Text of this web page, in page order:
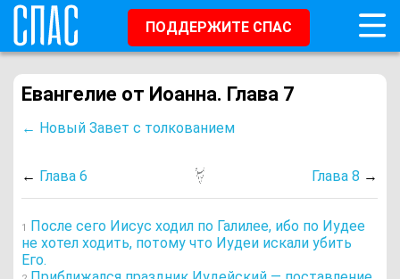
ПОДДЕРЖИТЕ СПАС
Евангелие от Иоанна. Глава 7
← Новый Завет с толкованием
← Глава 6 Глава 8 →
1 После сего Иисус ходил по Галилее, ибо по Иудее
не хотел ходить, потому что Иудеи искали убить
Его.